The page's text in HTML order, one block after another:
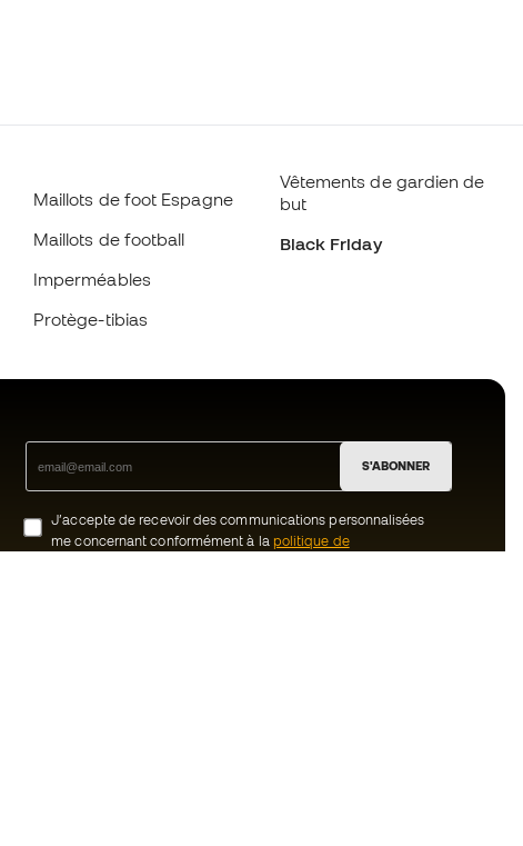
Maillots de foot Espagne
Maillots de football
Imperméables
Protège-tibias
Vêtements de gardien de
but
Black Friday
S'ABONNER
J’accepte de recevoir des communications personnalisées
me concernant conformément à la politique de